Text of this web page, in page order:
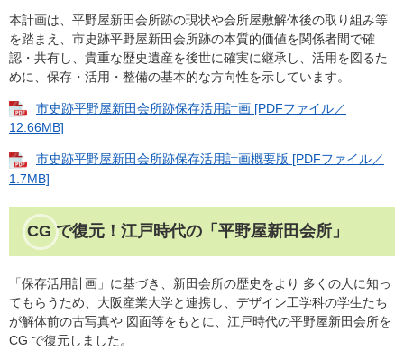
本計画は、平野屋新田会所跡の現状や会所屋敷解体後の取り組み等
を踏まえ、市史跡平野屋新田会所跡の本質的価値を関係者間で確
認・共有し、貴重な歴史遺産を後世に確実に継承し、活用を図るた
めに、保存・活用・整備の基本的な方向性を示しています。
市史跡平野屋新田会所跡保存活用計画 [PDFファイル／
12.66MB]
市史跡平野屋新田会所跡保存活用計画概要版 [PDFファイル／
1.7MB]
CG で復元！江戸時代の「平野屋新田会所」
「保存活用計画」に基づき、新田会所の歴史をより 多くの人に知っ
てもらうため、大阪産業大学と連携し、デザイン工学科の学生たち
が解体前の古写真や 図面等をもとに、江戸時代の平野屋新田会所を
CG で復元しました。